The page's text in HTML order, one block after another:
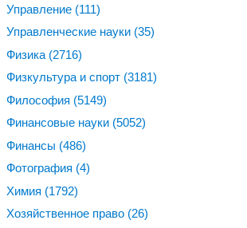
Управление (111)
Управленческие науки (35)
Физика (2716)
Физкультура и спорт (3181)
Философия (5149)
Финансовые науки (5052)
Финансы (486)
Фотография (4)
Химия (1792)
Хозяйственное право (26)